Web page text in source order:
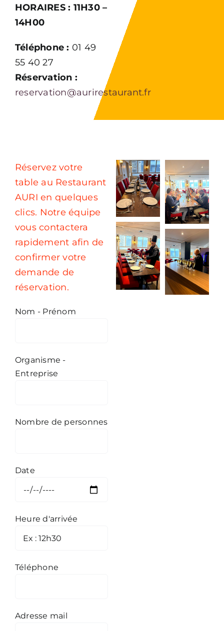
HORAIRES : 11H30 –
14H00
Téléphone : 01 49
55 40 27
Réservation :
reservation@aurirestaurant.fr
Réservez votre
table au Restaurant
AURI en quelques
clics. Notre équipe
vous contactera
rapidement afin de
confirmer votre
demande de
réservation.
Nom - Prénom
Organisme -
Entreprise
Nombre de personnes
Date
Heure d'arrivée
Téléphone
Adresse mail